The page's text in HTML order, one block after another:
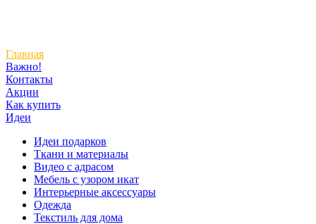
Главная
Важно!
Контакты
Акции
Как купить
Идеи
Идеи подарков
Ткани и материалы
Видео с адрасом
Мебель с узором икат
Интерьерные аксессуары
Одежда
Текстиль для дома